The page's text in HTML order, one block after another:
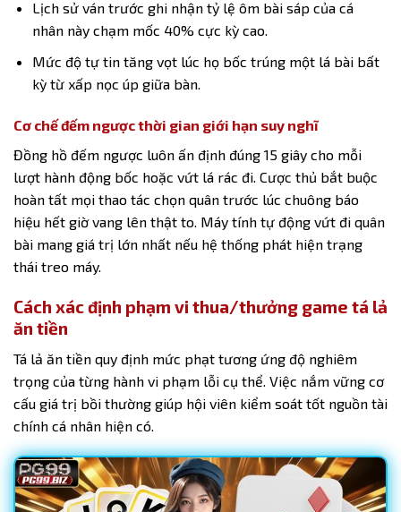
Lịch sử ván trước ghi nhận tỷ lệ ôm bài sáp của cá
nhân này chạm mốc 40% cực kỳ cao.
Mức độ tự tin tăng vọt lúc họ bốc trúng một lá bài bất
kỳ từ xấp nọc úp giữa bàn.
Cơ chế đếm ngược thời gian giới hạn suy nghĩ
Đồng hồ đếm ngược luôn ấn định đúng 15 giây cho mỗi
lượt hành động bốc hoặc vứt lá rác đi. Cược thủ bắt buộc
hoàn tất mọi thao tác chọn quân trước lúc chuông báo
hiệu hết giờ vang lên thật to. Máy tính tự động vứt đi quân
bài mang giá trị lớn nhất nếu hệ thống phát hiện trạng
thái treo máy.
Cách xác định phạm vi thua/thưởng game tá lả
ăn tiền
Tá lả ăn tiền quy định mức phạt tương ứng độ nghiêm
trọng của từng hành vi phạm lỗi cụ thể. Việc nắm vững cơ
cấu giá trị bồi thường giúp hội viên kiểm soát tốt nguồn tài
chính cá nhân hiện có.